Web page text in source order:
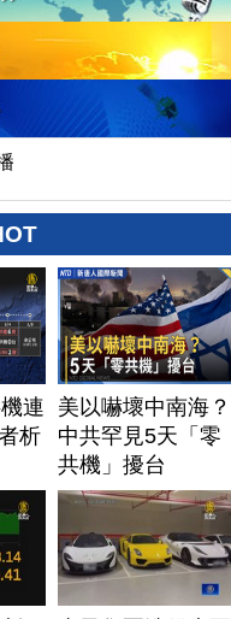
連
析
美以嚇壞中南海？
中共罕見5天「零
共機」擾台